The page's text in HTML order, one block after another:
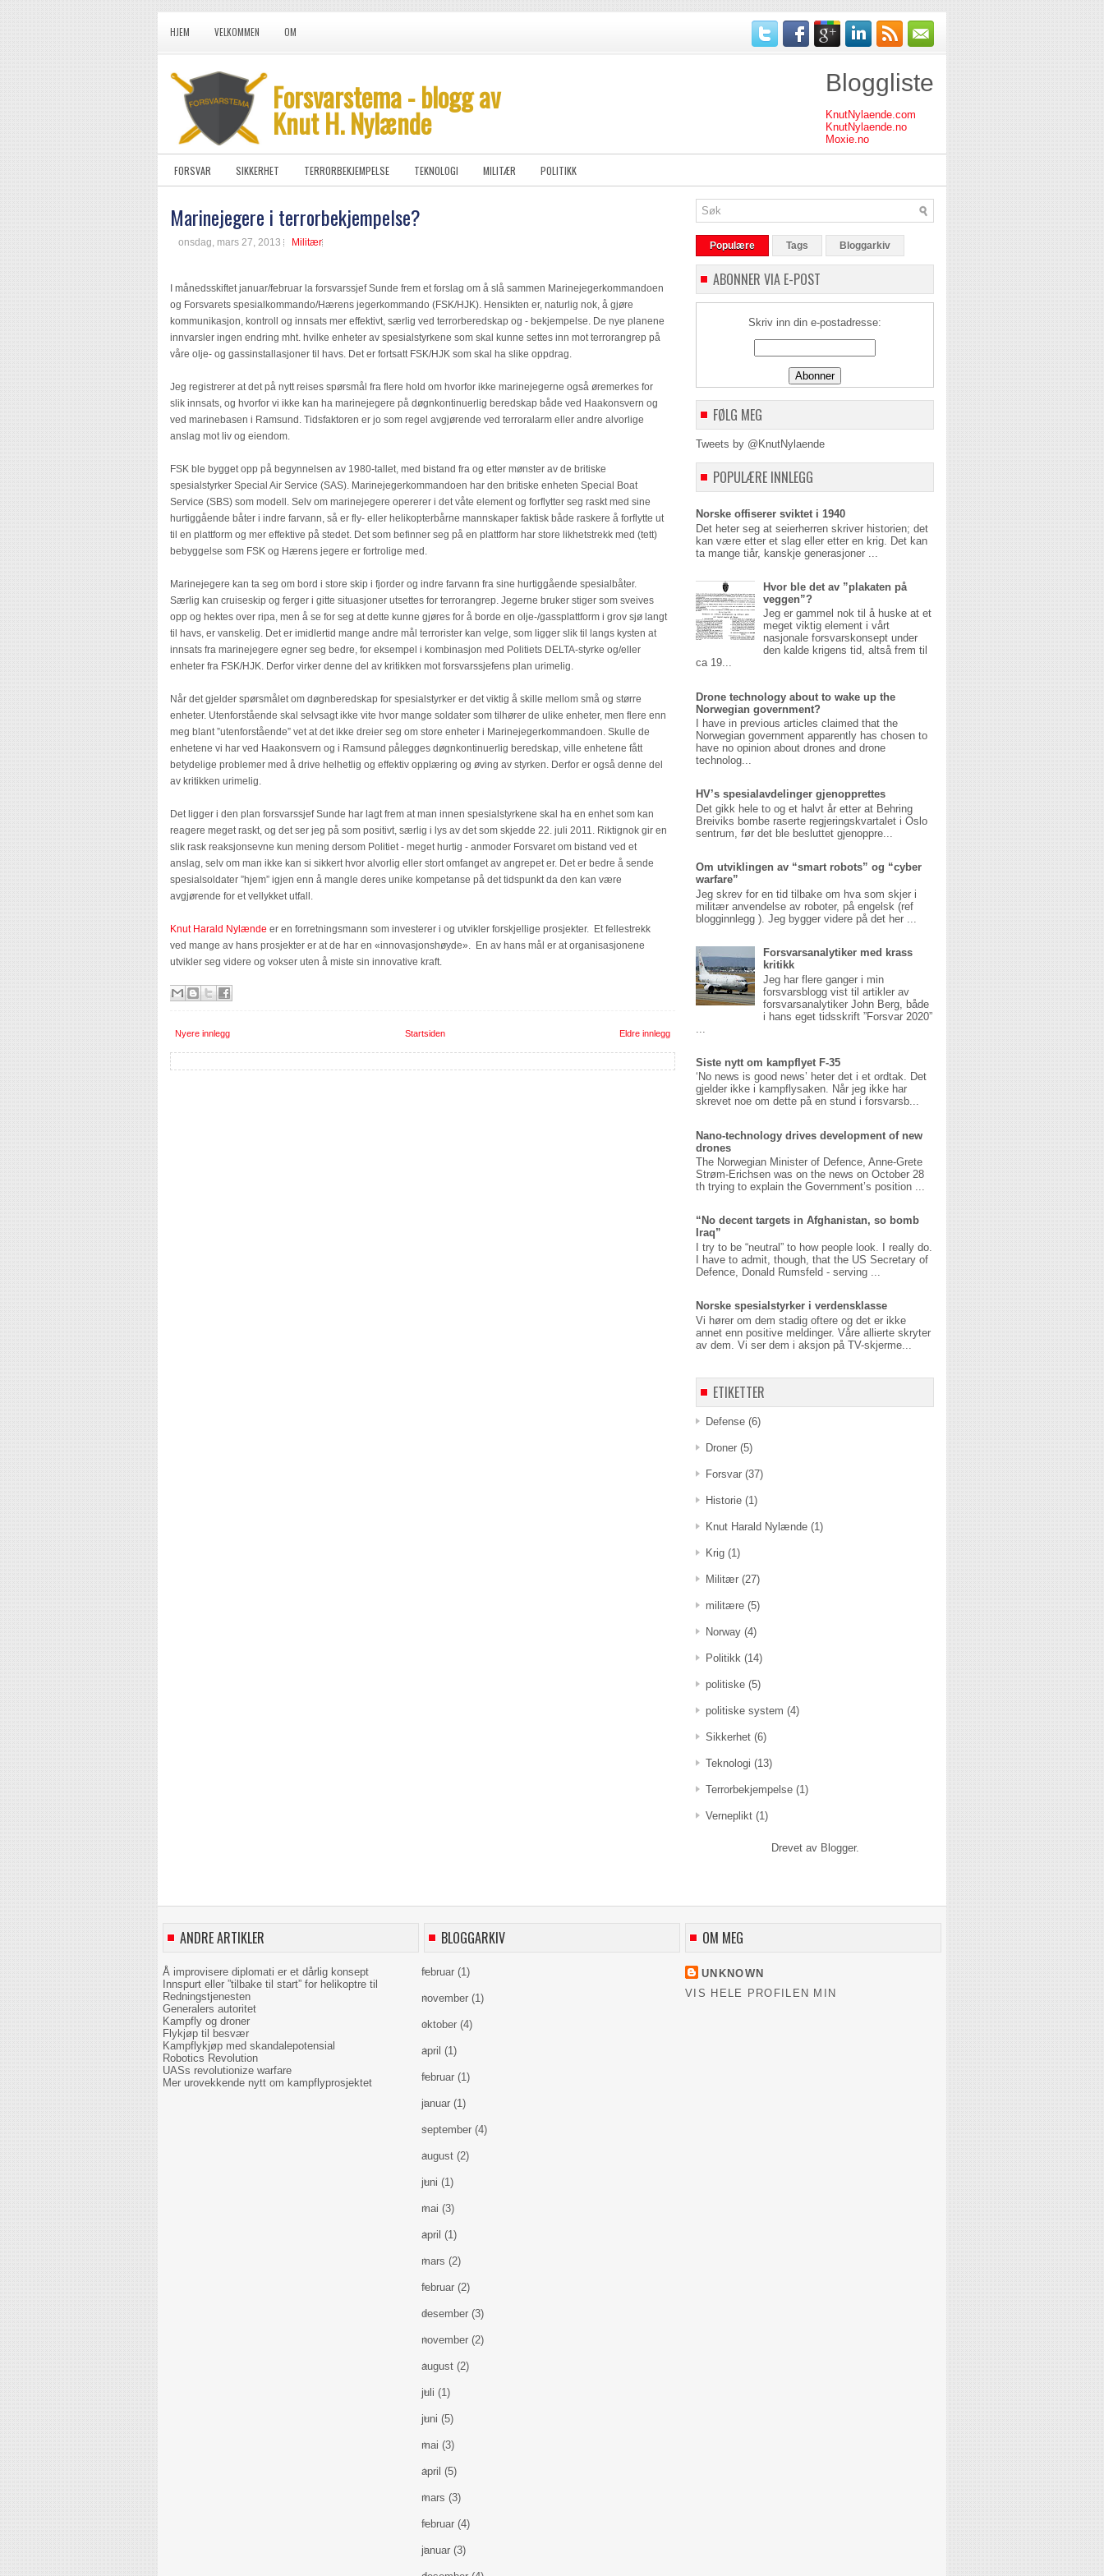
HJEM VELKOMMEN OM
Forsvarstema - blogg av
Knut H. Nylænde
Bloggliste
KnutNylaende.com
KnutNylaende.no
Moxie.no
FORSVAR SIKKERHET TERRORBEKJEMPELSE TEKNOLOGI MILITÆR POLITIKK
Marinejegere i terrorbekjempelse?
onsdag, mars 27, 2013 Militær
I månedsskiftet januar/februar la forsvarssjef Sunde frem et forslag om å slå sammen Marinejegerkommandoen
og Forsvarets spesialkommando/Hærens jegerkommando (FSK/HJK). Hensikten er, naturlig nok, å gjøre
kommunikasjon, kontroll og innsats mer effektivt, særlig ved terrorberedskap og - bekjempelse. De nye planene
innvarsler ingen endring mht. hvilke enheter av spesialstyrkene som skal kunne settes inn mot terrorangrep på
våre olje- og gassinstallasjoner til havs. Det er fortsatt FSK/HJK som skal ha slike oppdrag.
Jeg registrerer at det på nytt reises spørsmål fra flere hold om hvorfor ikke marinejegerne også øremerkes for
slik innsats, og hvorfor vi ikke kan ha marinejegere på døgnkontinuerlig beredskap både ved Haakonsvern og
ved marinebasen i Ramsund. Tidsfaktoren er jo som regel avgjørende ved terroralarm eller andre alvorlige
anslag mot liv og eiendom.
FSK ble bygget opp på begynnelsen av 1980-tallet, med bistand fra og etter mønster av de britiske
spesialstyrker Special Air Service (SAS). Marinejegerkommandoen har den britiske enheten Special Boat
Service (SBS) som modell. Selv om marinejegere opererer i det våte element og forflytter seg raskt med sine
hurtiggående båter i indre farvann, så er fly- eller helikopterbårne mannskaper faktisk både raskere å forflytte ut
til en plattform og mer effektive på stedet. Det som befinner seg på en plattform har store likhetstrekk med (tett)
bebyggelse som FSK og Hærens jegere er fortrolige med.
Marinejegere kan ta seg om bord i store skip i fjorder og indre farvann fra sine hurtiggående spesialbåter.
Særlig kan cruiseskip og ferger i gitte situasjoner utsettes for terrorangrep. Jegerne bruker stiger som sveives
opp og hektes over ripa, men å se for seg at dette kunne gjøres for å borde en olje-/gassplattform i grov sjø langt
til havs, er vanskelig. Det er imidlertid mange andre mål terrorister kan velge, som ligger slik til langs kysten at
innsats fra marinejegere egner seg bedre, for eksempel i kombinasjon med Politiets DELTA-styrke og/eller
enheter fra FSK/HJK. Derfor virker denne del av kritikken mot forsvarssjefens plan urimelig.
Når det gjelder spørsmålet om døgnberedskap for spesialstyrker er det viktig å skille mellom små og større
enheter. Utenforstående skal selvsagt ikke vite hvor mange soldater som tilhører de ulike enheter, men flere enn
meg blant ”utenforstående” vet at det ikke dreier seg om store enheter i Marinejegerkommandoen. Skulle de
enhetene vi har ved Haakonsvern og i Ramsund pålegges døgnkontinuerlig beredskap, ville enhetene fått
betydelige problemer med å drive helhetlig og effektiv opplæring og øving av styrken. Derfor er også denne del
av kritikken urimelig.
Det ligger i den plan forsvarssjef Sunde har lagt frem at man innen spesialstyrkene skal ha en enhet som kan
reagere meget raskt, og det ser jeg på som positivt, særlig i lys av det som skjedde 22. juli 2011. Riktignok gir en
slik rask reaksjonsevne kun mening dersom Politiet - meget hurtig - anmoder Forsvaret om bistand ved et
anslag, selv om man ikke kan si sikkert hvor alvorlig eller stort omfanget av angrepet er. Det er bedre å sende
spesialsoldater ”hjem” igjen enn å mangle deres unike kompetanse på det tidspunkt da den kan være
avgjørende for et vellykket utfall.
Knut Harald Nylænde er en forretningsmann som investerer i og utvikler forskjellige prosjekter. Et fellestrekk
ved mange av hans prosjekter er at de har en «innovasjonshøyde». En av hans mål er at organisasjonene
utvikler seg videre og vokser uten å miste sin innovative kraft.
Nyere innlegg Eldre innlegg
Startsiden
Populære Tags Bloggarkiv
ABONNER VIA E-POST
Skriv inn din e-postadresse:
FØLG MEG
Tweets by @KnutNylaende
POPULÆRE INNLEGG
Norske offiserer sviktet i 1940
Det heter seg at seierherren skriver historien; det
kan være etter et slag eller etter en krig. Det kan
ta mange tiår, kanskje generasjoner ...
Hvor ble det av ”plakaten på
veggen”?
Jeg er gammel nok til å huske at et
meget viktig element i vårt
nasjonale forsvarskonsept under
den kalde krigens tid, altså frem til
ca 19...
Drone technology about to wake up the
Norwegian government?
I have in previous articles claimed that the
Norwegian government apparently has chosen to
have no opinion about drones and drone
technolog...
HV’s spesialavdelinger gjenopprettes
Det gikk hele to og et halvt år etter at Behring
Breiviks bombe raserte regjeringskvartalet i Oslo
sentrum, før det ble besluttet gjenoppre...
Om utviklingen av “smart robots” og “cyber
warfare”
Jeg skrev for en tid tilbake om hva som skjer i
militær anvendelse av roboter, på engelsk (ref
blogginnlegg ). Jeg bygger videre på det her ...
Forsvarsanalytiker med krass
kritikk
Jeg har flere ganger i min
forsvarsblogg vist til artikler av
forsvarsanalytiker John Berg, både
i hans eget tidsskrift ”Forsvar 2020”
Siste nytt om kampflyet F-35
‘No news is good news’ heter det i et ordtak. Det
gjelder ikke i kampflysaken. Når jeg ikke har
skrevet noe om dette på en stund i forsvarsb...
Nano-technology drives development of new
drones
The Norwegian Minister of Defence, Anne-Grete
Strøm-Erichsen was on the news on October 28
th trying to explain the Government’s position ...
“No decent targets in Afghanistan, so bomb
Iraq”
I try to be “neutral” to how people look. I really do.
I have to admit, though, that the US Secretary of
Defence, Donald Rumsfeld - serving ...
Norske spesialstyrker i verdensklasse
Vi hører om dem stadig oftere og det er ikke
annet enn positive meldinger. Våre allierte skryter
av dem. Vi ser dem i aksjon på TV-skjerme...
ETIKETTER
Defense (6)
Droner (5)
Forsvar (37)
Historie (1)
Knut Harald Nylænde (1)
Krig (1)
Militær (27)
militære (5)
Norway (4)
Politikk (14)
politiske (5)
politiske system (4)
Sikkerhet (6)
Teknologi (13)
Terrorbekjempelse (1)
Verneplikt (1)
Drevet av Blogger.
ANDRE ARTIKLER
Å improvisere diplomati er et dårlig konsept
Innspurt eller ”tilbake til start” for helikoptre til
Redningstjenesten
Generalers autoritet
Kampfly og droner
Flykjøp til besvær
Kampflykjøp med skandalepotensial
Robotics Revolution
UASs revolutionize warfare
Mer urovekkende nytt om kampflyprosjektet
BLOGGARKIV
februar (1)
november (1)
oktober (4)
april (1)
februar (1)
januar (1)
september (4)
august (2)
juni (1)
mai (3)
april (1)
mars (2)
februar (2)
desember (3)
november (2)
august (2)
juli (1)
juni (5)
mai (3)
april (5)
mars (3)
februar (4)
januar (3)
OM MEG
UNKNOWN
VIS HELE PROFILEN MIN